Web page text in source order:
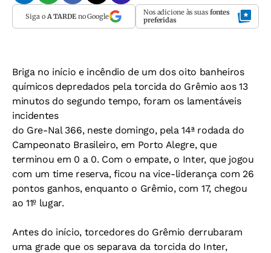
Siga o A TARDEno Google Nos adicione às suas fontes
preferidas
Briga no início e incêndio de um dos oito banheiros
químicos depredados pela torcida do Grêmio aos 13
minutos do segundo tempo, foram os lamentáveis
incidentes
do Gre-Nal 366, neste domingo, pela 14ª rodada do
Campeonato Brasileiro, em Porto Alegre, que
terminou em 0 a 0. Com o empate, o Inter, que jogou
com um time reserva, ficou na vice-liderança com 26
pontos ganhos, enquanto o Grêmio, com 17, chegou
ao 11º lugar.
Antes do início, torcedores do Grêmio derrubaram
uma grade que os separava da torcida do Inter,